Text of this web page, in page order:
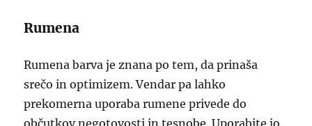
Rumena
Rumena barva je znana po tem, da prinaša
srečo in optimizem. Vendar pa lahko
prekomerna uporaba rumene privede do
občutkov negotovosti in tesnobe. Uporabite jo